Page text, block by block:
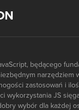
będącego
narzędziem
zastosowań i
wykorzystania JS
wybór dla każdej